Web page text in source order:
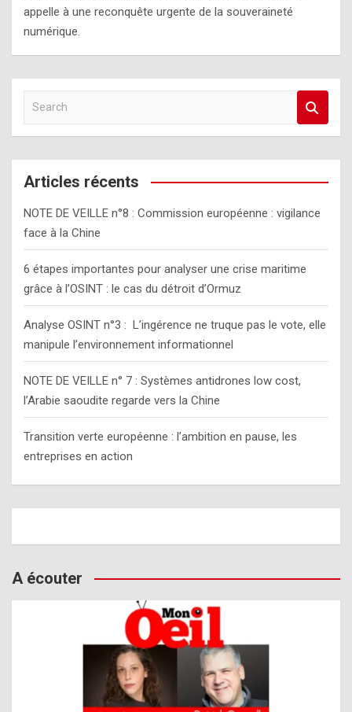
appelle à une reconquête urgente de la souveraineté
numérique.
a
r
c
Articles récents
NOTE DE VEILLE n°8 : Commission européenne : vigilance
face à la Chine
6 étapes importantes pour analyser une crise maritime
grâce à l’OSINT : le cas du détroit d’Ormuz
Analyse OSINT n°3 : L’ingérence ne truque pas le vote, elle
manipule l’environnement informationnel
NOTE DE VEILLE n° 7 : Systèmes antidrones low cost,
l’Arabie saoudite regarde vers la Chine
Transition verte européenne : l’ambition en pause, les
entreprises en action
A écouter